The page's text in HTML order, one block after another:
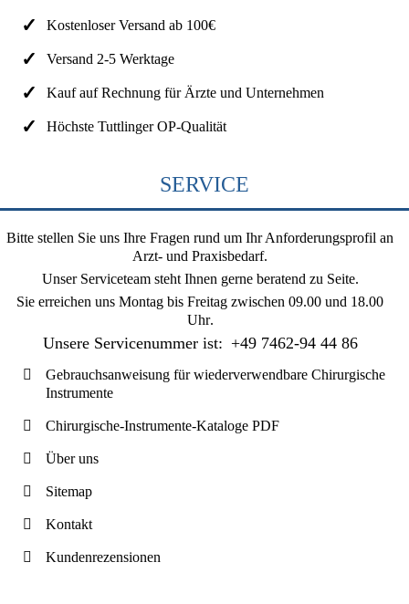
Kostenloser Versand ab 100€
Versand 2-5 Werktage
Kauf auf Rechnung für Ärzte und Unternehmen
Höchste Tuttlinger OP-Qualität
SERVICE
Bitte stellen Sie uns Ihre Fragen rund um Ihr Anforderungsprofil an
Arzt- und Praxisbedarf.
Unser Serviceteam steht Ihnen gerne beratend zu Seite.
Sie erreichen uns Montag bis Freitag zwischen 09.00 und 18.00
Uhr.
Unsere Servicenummer ist: +49 7462-94 44 86
Gebrauchsanweisung für wiederverwendbare Chirurgische
Instrumente
Chirurgische-Instrumente-Kataloge PDF
Über uns
Sitemap
Kontakt
Kundenrezensionen